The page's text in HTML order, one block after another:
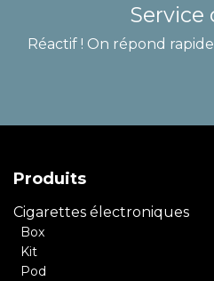
Service
Réactif ! On répond
Produits
Cigarettes électroniques
Box
Kit
Pod